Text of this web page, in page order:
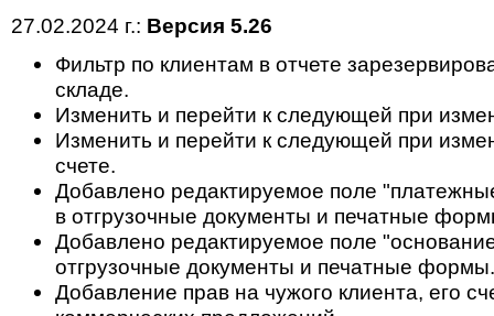
27.02.2024 г.: Версия 5.26
Фильтр по клиентам в отчете
складе.
Изменить и перейти к следующей при
Изменить и перейти к следующей при
счете.
Добавлено редактируемое поле
в отгрузочные документы и печатные
Добавлено редактируемое поле
отгрузочные документы и печатные формы.
Добавление прав на чужого клиента, его